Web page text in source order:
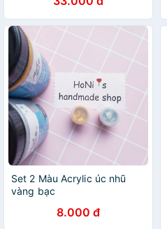
Set 2 Màu Acrylic úc nhũ
vàng bạc
8.000 đ